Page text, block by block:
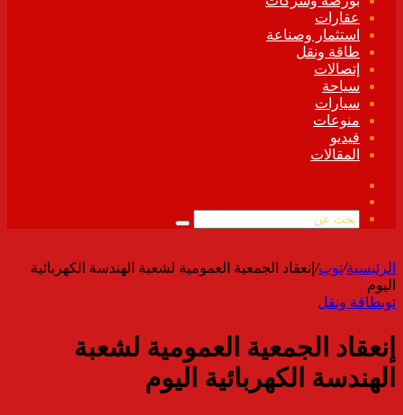
عقارات
استثمار وصناعة
طاقة ونقل
إتصالات
سياحة
سيارات
منوعات
فيديو
المقالات
الموقع
بحث
الرئيسية/توب/ إنعقاد الجمعية العمومية لشعبة الهندسة الكهربائية
اليوم
توبطاقة ونقل
إنعقاد الجمعية العمومية لشعبة
الهندسة الكهربائية اليوم